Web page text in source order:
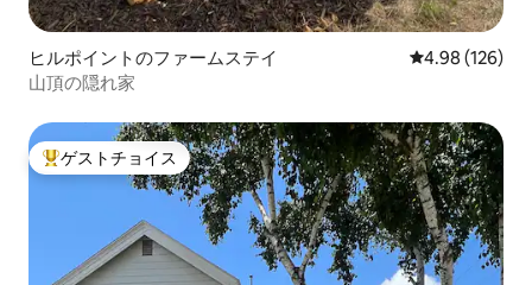
ヒルポイントのファームステイ レビュー126
4.98 (126)
山頂の隠れ家
大好評のゲストチョイスです。
ゲストチョイス